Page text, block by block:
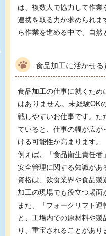
は、複数人で協力して作
連携を取る力が求められ
ら作業を進める中で、自然
食品加工に活かせ
食品加工の仕事に就くた
はありません。未経験OK
戦しやすいお仕事です。
ていると、仕事の幅が広
ける可能性が高まります。
例えば、「食品衛生責任
安全管理に関する知識が
資格は、飲食業界や食品
加工の現場でも役立つ場面
また、「フォークリフト
と、工場内での原材料や
り、重宝されることがあ